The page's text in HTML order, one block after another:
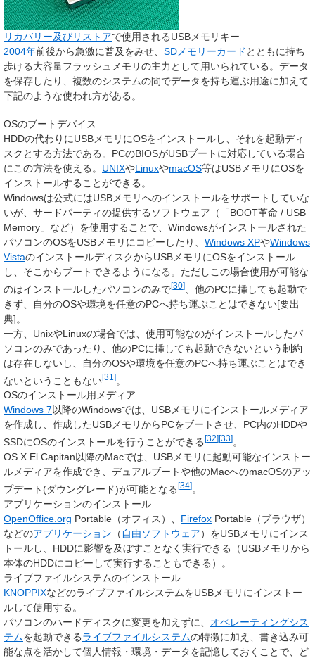
リカバリー及びリストアで使用されるUSBメモリキー
2004年前後から急激に普及をみせ、 SDメモリーカード とともに持ち
歩ける大容量フラッシュメモリの主力として用いられている。データ
を保存したり、複数のシステムの間でデータを持ち運ぶ用途に加えて
下記のような使われ方がある。
OSのブートデバイス
HDDの代わりにUSBメモリにOSをインストールし、それを起動ディ
スクとする方法である。PCのBIOSがUSBブートに対応している場合
にこの方法を使える。 UNIXやLinuxやmacOS等はUSBメモリにOSを
インストールすることができる。
Windowsは公式にはUSBメモリへのインストールをサポートしていな
いが、サードパーティの提供するソフトウェア（「BOOT革命 / USB
Memory」など）を使用することで、Windowsがインストールされた
パソコンのOSをUSBメモリにコピーしたり、 Windows XPやWindows
VistaのインストールディスクからUSBメモリにOSをインストール
し、そこからブートできるようになる。ただしこの場合使用が可能な
のはインストールしたパソコンのみで[30]
、他のPCに挿しても起動で
きず、自分のOSや環境を任意のPCへ持ち運ぶことはできない[要出
典]。
一方、UnixやLinuxの場合では、使用可能なのがインストールしたパ
ソコンのみであったり、他のPCに挿しても起動できないという制約
は存在しないし、自分のOSや環境を任意のPCへ持ち運ぶことはでき
ないということもない[31 ]。
OSのインストール用メディア
Windows 7以降のWindowsでは、USBメモリにインストールメディア
を作成し、作成したUSBメモリからPCをブートさせ、PC内のHDDや
SSDにOSのインストールを行うことができる [32][33] 。
OS X El Capitan以降のMacでは、USBメモリに起動可能なインストー
ルメディアを作成でき、デュアルブートや他のMacへのmacOSのアッ
プデート(ダウングレード)が可能となる[34]。
アプリケーションのインストール
OpenOffice.org Portable（オフィス）、 Firefox Portable（ブラウザ）
などのアプリケーション （ 自由ソフトウェア）をUSBメモリにインス
トールし、HDDに影響を及ぼすことなく実行できる（USBメモリから
本体のHDDにコピーして実行することもできる）。
ライブファイルシステムのインストール
KNOPPIXなどのライブファイルシステムをUSBメモリにインストー
ルして使用する。
パソコンのハードディスクに変更を加えずに、 オペレーティングシス
テムを起動できるライブファイルシステムの特徴に加え、書き込み可
能な点を活かして個人情報・環境・データを記憶しておくことで、ど